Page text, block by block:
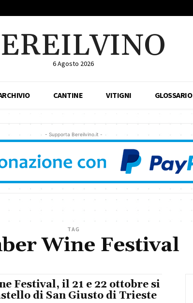
6 Agosto 2026
CANTINE VITIGNI GLOSSARIO
- Supporta Bereilvino.it -
TAG
Wine Festival
Festival, il 21 e 22 ottobre si
di San Giusto di Trieste